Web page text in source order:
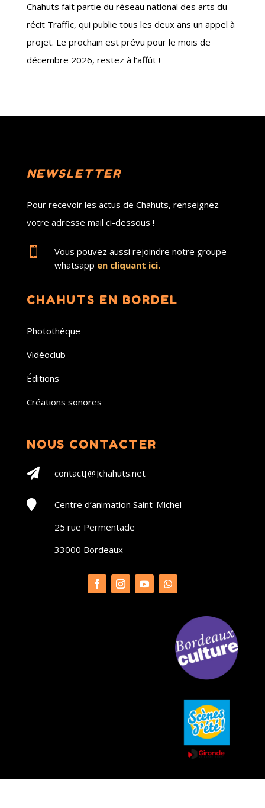
Chahuts fait partie du réseau national des arts du
récit Traffic, qui publie tous les deux ans un appel à
projet. Le prochain est prévu pour le mois de
décembre 2026, restez à l’affût !
NEWSLETTER
Pour recevoir les actus de Chahuts, renseignez
votre adresse mail ci-dessous !

Vous pouvez aussi rejoindre notre groupe
whatsapp en cliquant ici.
CHAHUTS EN BORDEL
Photothèque
Vidéoclub
Éditions
Créations sonores
NOUS CONTACTER
 contact[@]chahuts.net

Centre d’animation Saint-Michel
25 rue Permentade
33000 Bordeaux